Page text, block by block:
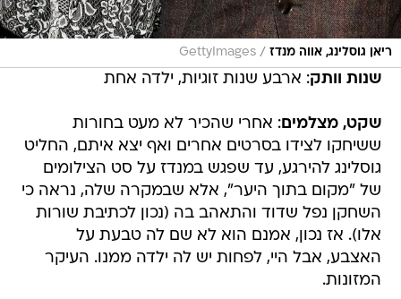
ריאן גוסלינג, אווה מנדז /
GettyImages
שנות וותק: ארבע שנות זוגיות, ילדה אחת
שקט, מצלמים: אחרי שהכיר לא מעט בחורות
גוסלינג להירגע, עד שפגש במנדז על סט הצילומים
של "מקום בתוך היער", אלא שבמקרה שלה, נראה כי
השחקן נפל שדוד והתאהב בה (נכון לכתיבת שורות
אלו). אז נכון, אמנם הוא לא שם לה טבעת על
האצבע, אבל היי, לפחות יש לה ילדה ממנו. העיקר
המזונות.
סרט ההמשך